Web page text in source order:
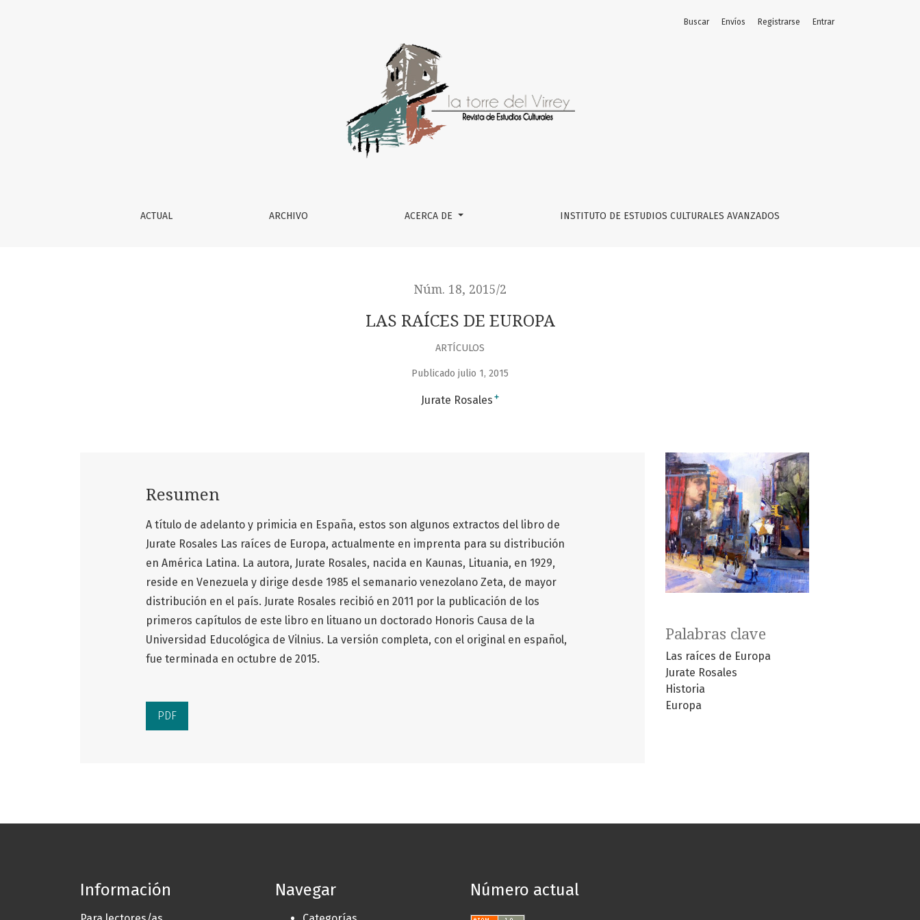
ACTUAL ARCHIVO ACERCA DE INSTITUTO DE ESTUDIOS CULTURALES AVANZADOS
Buscar Envíos Registrarse Entrar
Núm. 18, 2015/2
LAS RAÍCES DE EUROPA
ARTÍCULOS
Publicado julio 1, 2015
Jurate Rosales +
Palabras clave
Las raíces de Europa
Jurate Rosales
Historia
Europa
Resumen
A título de adelanto y primicia en España, estos son algunos extractos del libro de
Jurate Rosales Las raíces de Europa, actualmente en imprenta para su distribución
en América Latina. La autora, Jurate Rosales, nacida en Kaunas, Lituania, en 1929,
reside en Venezuela y dirige desde 1985 el semanario venezolano Zeta, de mayor
distribución en el país. Jurate Rosales recibió en 2011 por la publicación de los
primeros capítulos de este libro en lituano un doctorado Honoris Causa de la
Universidad Educológica de Vilnius. La versión completa, con el original en español,
fue terminada en octubre de 2015.
PDF
Información Navegar Número actual